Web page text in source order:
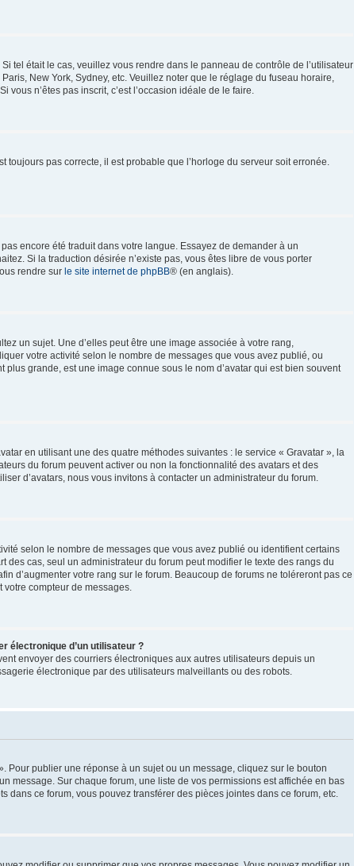
tel était le cas, veuillez vous rendre dans le panneau de contrôle de l’utilisateur
New York, Sydney, etc. Veuillez noter que le réglage du fuseau horaire,
vous n’êtes pas inscrit, c’est l’occasion idéale de le faire.
toujours pas correcte, il est probable que l’horloge du serveur soit erronée.
encore été traduit dans votre langue. Essayez de demander à un
Si la traduction désirée n’existe pas, vous êtes libre de vous porter
rendre sur le site internet de phpBB® (en anglais).
un sujet. Une d’elles peut être une image associée à votre rang,
votre activité selon le nombre de messages que vous avez publié, ou
grande, est une image connue sous le nom d’avatar qui est bien souvent
en utilisant une des quatre méthodes suivantes : le service « Gravatar », la
du forum peuvent activer ou non la fonctionnalité des avatars et des
d’avatars, nous vous invitons à contacter un administrateur du forum.
selon le nombre de messages que vous avez publié ou identifient certains
cas, seul un administrateur du forum peut modifier le texte des rangs du
d’augmenter votre rang sur le forum. Beaucoup de forums ne toléreront pas ce
compteur de messages.
électronique d’un utilisateur ?
envoyer des courriers électroniques aux autres utilisateurs depuis un
électronique par des utilisateurs malveillants ou des robots.
Pour publier une réponse à un sujet ou un message, cliquez sur le bouton
message. Sur chaque forum, une liste de vos permissions est affichée en bas
dans ce forum, vous pouvez transférer des pièces jointes dans ce forum, etc.